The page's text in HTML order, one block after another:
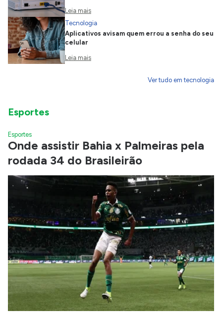
Leia mais
Tecnologia
Aplicativos avisam quem errou a senha do seu
celular
Leia mais
Ver tudo em tecnologia
Esportes
Esportes
Onde assistir Bahia x Palmeiras pela
rodada 34 do Brasileirão